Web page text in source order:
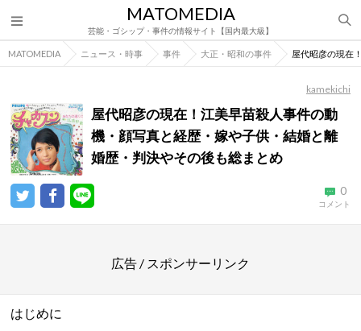
MATOMEDIA
芸能・ゴシップ・事件の情報サイト【国内最大級】
MATOMEDIA ニュース・時事 事件 大正・昭和の事件 屋代昭彦の現在
kamekichi
屋代昭彦の現在！江美早苗殺人事件の動
機・顔写真と経歴・嫁や子供・結婚と離
婚歴・判決やその後も総まとめ
0
コメント
広告 / スポンサーリンク
はじめに